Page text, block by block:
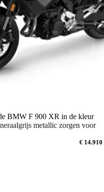
BMW F 900 XR in de kleur
metallic zorgen voor
€ 14.910